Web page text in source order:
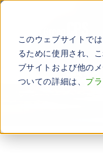
このウェブサイトで
るために使用され、
ブサイトおよび他の
ついての詳細は、 プ
お